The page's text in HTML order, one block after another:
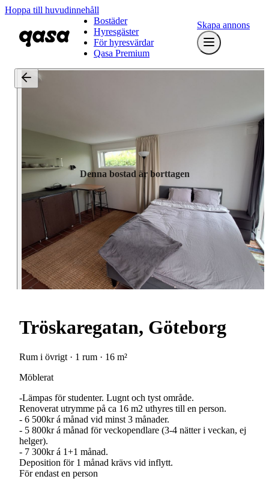
Hoppa till huvudinnehåll
Bostäder
Hyresgäster
För hyresvärdar
Qasa Premium
Skapa annons
Denna bostad är borttagen
Tröskaregatan, Göteborg
Rum i övrigt · 1 rum · 16 m²
Möblerat
-Lämpas för studenter. Lugnt och tyst område.
Renoverat utrymme på ca 16 m2 uthyres till en person.
- 6 500kr á månad vid minst 3 månader.
- 5 800kr á månad för veckopendlare (3-4 nätter i veckan, ej
helger).
- 7 300kr á 1+1 månad.
Deposition för 1 månad krävs vid inflytt.
För endast en person